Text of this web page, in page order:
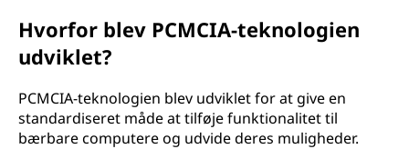
Hvorfor blev PCMCIA-teknologien
udviklet?
PCMCIA-teknologien blev udviklet for at give en
standardiseret måde at tilføje funktionalitet til
bærbare computere og udvide deres muligheder.